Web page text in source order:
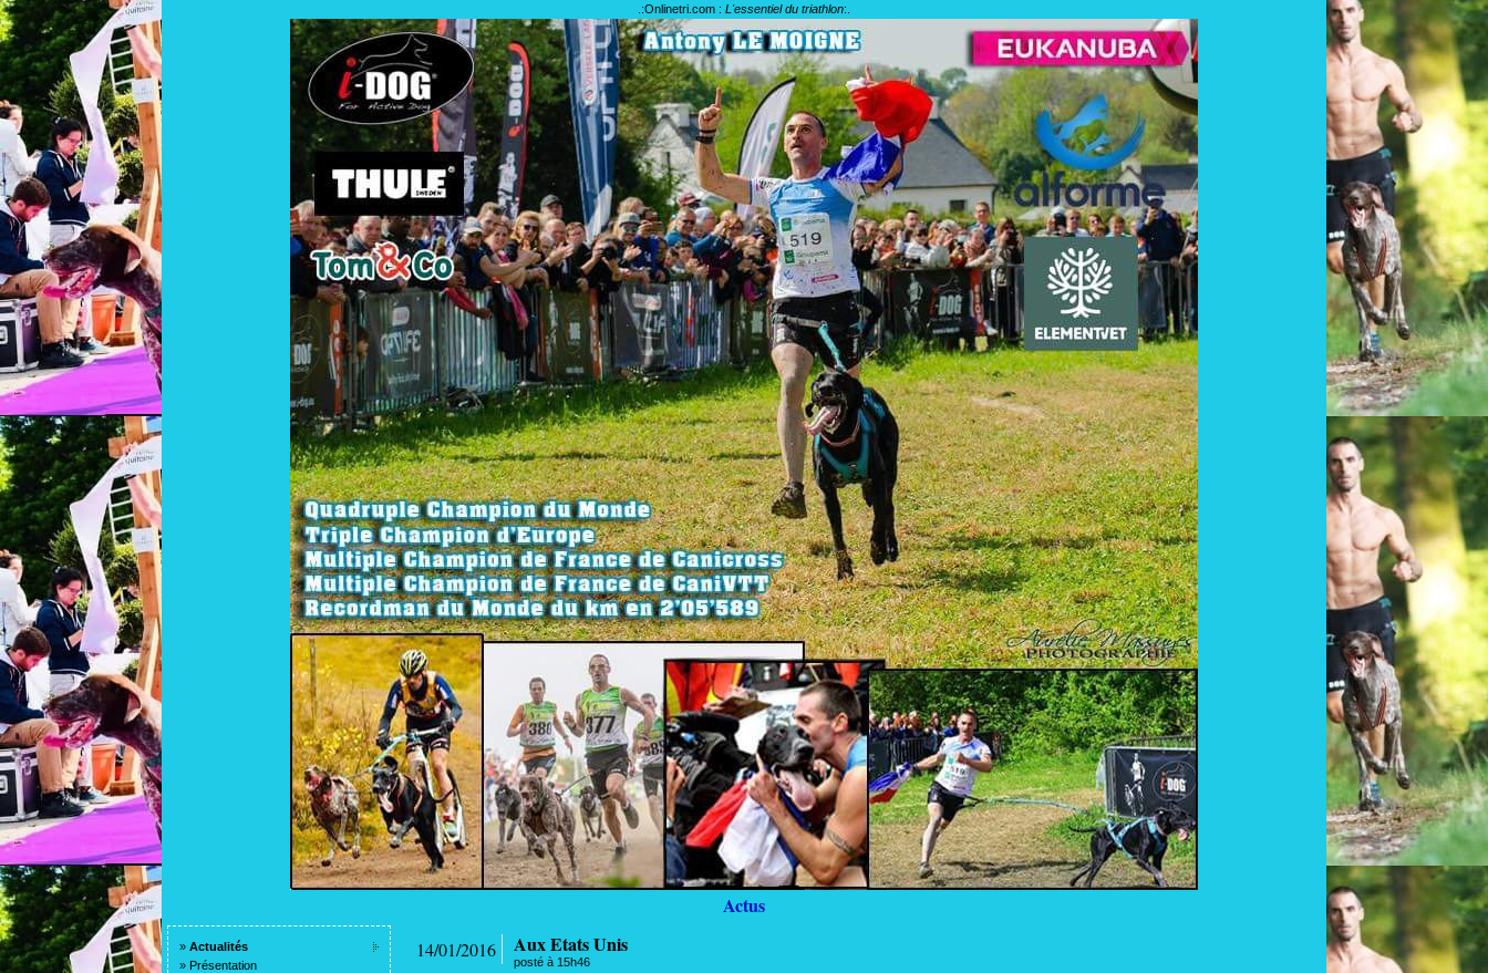
.:Onlinetri.com : L'essentiel du triathlon:.
Actus
» Actualités
» Présentation
14/01/2016 Aux Etats Unis
posté à 15h46